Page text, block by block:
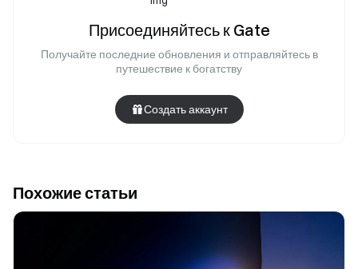
Присоединяйтесь к Gate
Получайте последние обновления и отправляйтесь в
путешествие к богатству
Создать аккаунт
Похожие статьи